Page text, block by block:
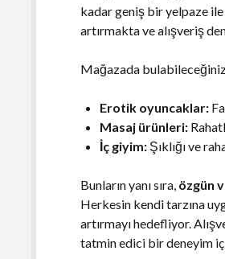
kadar geniş bir yelpaze
artırmakta ve alışveriş
Mağazada bulabileceğiniz
Erotik oyuncaklar:
Masaj ürünleri:
İç giyim: Şıklığı ve
Bunların yanı sıra, özgün
Herkesin kendi tarzına
artırmayı hedefliyor.
tatmin edici bir deneyim